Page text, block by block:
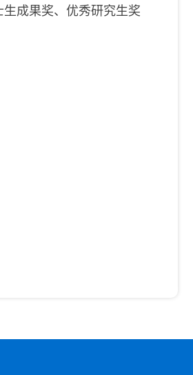
成果奖、优秀研究生奖